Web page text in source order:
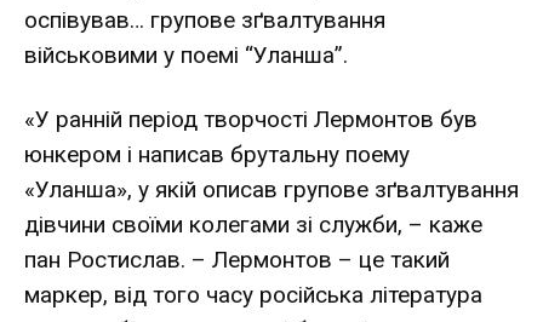
оспівував… групове зґвалтування
військовими у поемі “Уланша”.
«У ранній період творчості Лермонтов був
юнкером і написав брутальну поему
«Уланша», у якій описав гру­пове зґвалтування
дівчини своїми колегами зі служби, – каже
пан Ростислав. – Лермонтов – це такий
маркер, від того часу російська література